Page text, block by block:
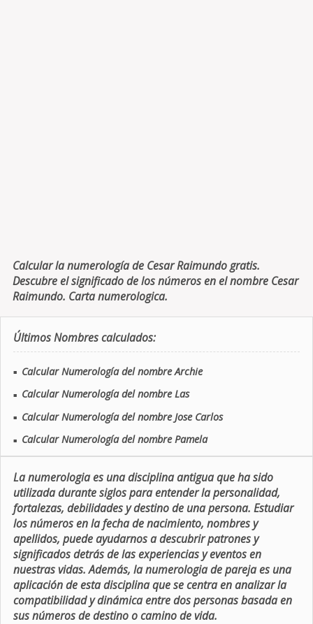
Calcular la numerología de Cesar Raimundo gratis.
Descubre el significado de los números en el nombre Cesar
Raimundo. Carta numerologica.
Últimos Nombres calculados:
■ Calcular Numerología del nombre Archie
■ Calcular Numerología del nombre Las
■ Calcular Numerología del nombre Jose Carlos
■ Calcular Numerología del nombre Pamela
La numerologia es una disciplina antigua que ha sido
utilizada durante siglos para entender la personalidad,
fortalezas, debilidades y destino de una persona. Estudiar
los números en la fecha de nacimiento, nombres y
apellidos, puede ayudarnos a descubrir patrones y
significados detrás de las experiencias y eventos en
nuestras vidas. Además, la numerologia de pareja es una
aplicación de esta disciplina que se centra en analizar la
compatibilidad y dinámica entre dos personas basada en
sus números de destino o camino de vida.